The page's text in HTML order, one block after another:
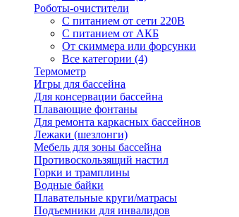
Роботы-очистители
С питанием от сети 220В
С питанием от АКБ
От скиммера или форсунки
Все категории (4)
Термометр
Игры для бассейна
Для консервации бассейна
Плавающие фонтаны
Для ремонта каркасных бассейнов
Лежаки (шезлонги)
Мебель для зоны бассейна
Противоскользящий настил
Горки и трамплины
Водные байки
Плавательные круги/матрасы
Подъемники для инвалидов